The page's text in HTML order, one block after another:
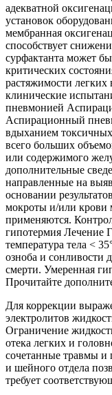
адекватной
установок
мембранная
способствует
сурфактанта может
критических
растяжимости легких
клинические
пневмонией
Аспирационный
вдыханием
всего больших
или содержимого
дополнительные
направленные на
основании
мокроты и/или крови
применяются.
гипотермия Лечение
температура тела <
озноба и сонливости
смерти. Умеренная
Прочитайте
Для коррекции
электролитов
Ограничение
отека легких и
сочетанные травмы
и шейного отдела
требует